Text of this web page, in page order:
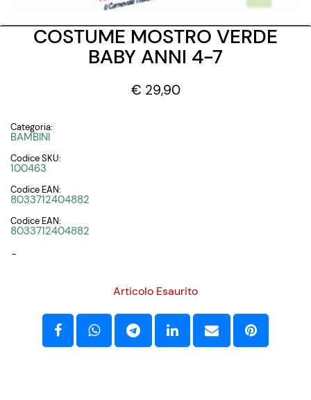
COSTUME MOSTRO VERDE
BABY ANNI 4-7
€ 29,90
Categoria:
BAMBINI
Codice SKU:
100463
Codice EAN:
8033712404882
Codice EAN:
8033712404882
-
Articolo Esaurito